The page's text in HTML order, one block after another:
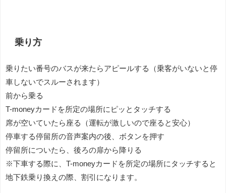
乗り方
乗りたい番号のバスが来たらアピールする（乗客がいないと停
車しないでスルーされます）
前から乗る
T-moneyカードを所定の場所にピッとタッチする
席が空いていたら座る（運転が激しいので座ると安心）
停車する停留所の音声案内の後、ボタンを押す
停留所についたら、後ろの扉から降りる
※下車する際に、T-moneyカードを所定の場所にタッチすると
地下鉄乗り換えの際、割引になります。